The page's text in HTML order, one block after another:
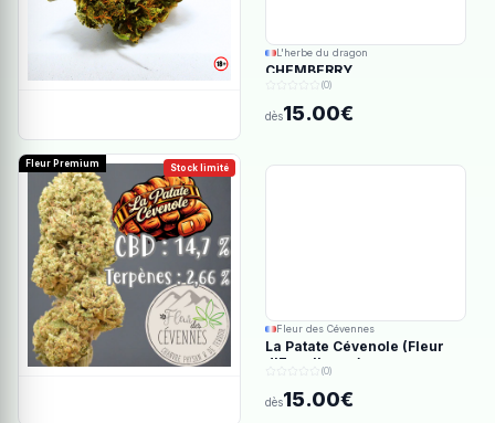
L'herbe du dragon
CHEMBERRY
(0)
dès15.00€
Stock limité
Fleur Premium
Fleur des Cévennes
La Patate Cévenole (Fleur
d'Excellence)
(0)
dès15.00€